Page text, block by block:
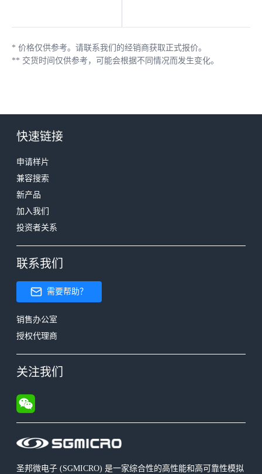
* 价格仅供参考。请联系我们的经销商获取正式报价。
** 交货时间仅供参考，可能会根据不同情况而发生变化。
圣邦微电子 (SGMICRO) 是一家综合性的高性能和高可靠性模拟
快速链接
申请样片
兼容搜索
新产品
加入我们
投资者关系
联系我们
需要帮助？
销售办公室
授权代理商
关注我们